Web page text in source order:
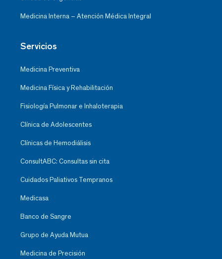
Medicina Interna – Atención Médica Integral
Servicios
Medicina Preventiva
Medicina Física y Rehabilitación
Fisiología Pulmonar e Inhaloterapia
Clínica de Adolescentes
Clínicas de Hemodiálisis
ConsultABC: Consultas sin cita
Cuidados Paliativos Tempranos
Medicasa
Banco de Sangre
Grupo de Ayuda Mutua
Medicina de Precisión